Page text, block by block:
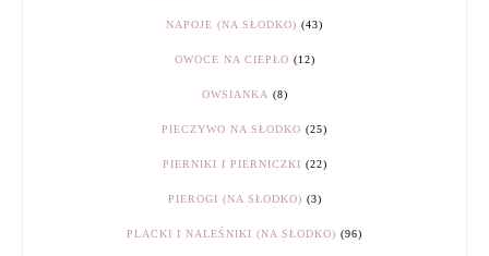
NAPOJE (NA SŁODKO) (43)
OWOCE NA CIEPŁO (12)
OWSIANKA (8)
PIECZYWO NA SŁODKO (25)
PIERNIKI I PIERNICZKI (22)
PIEROGI (NA SŁODKO) (3)
PLACKI I NALEŚNIKI (NA SŁODKO) (96)